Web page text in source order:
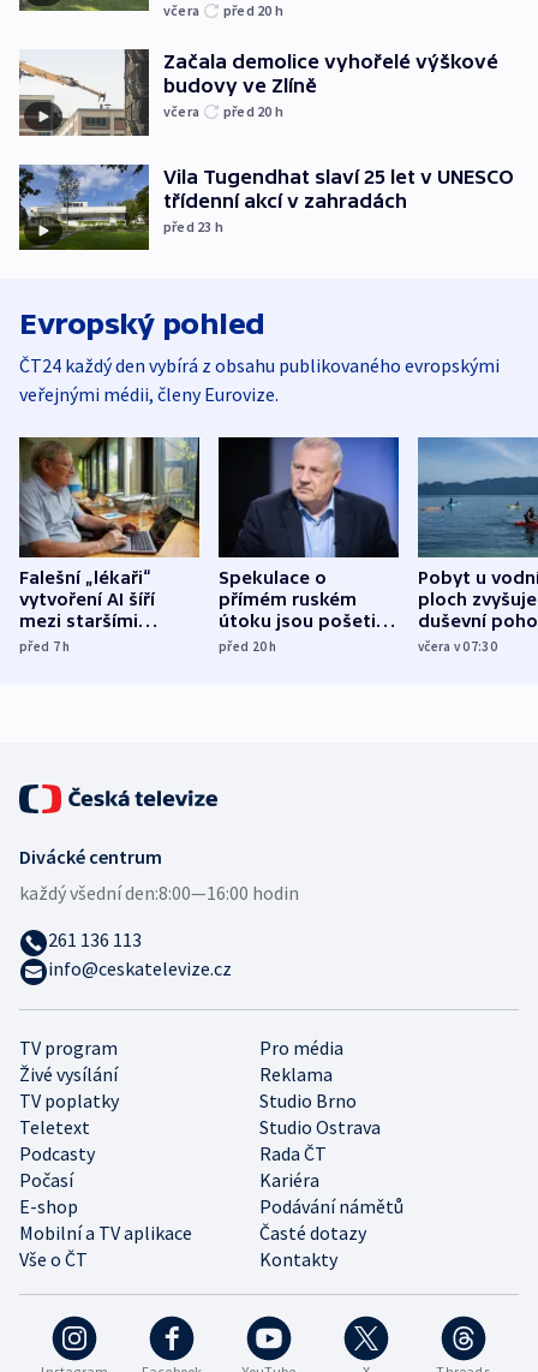
včera před 20 h
Začala demolice vyhořelé výškové
budovy ve Zlíně
včera před 20 h
Vila Tugendhat slaví 25 let v UNESCO
třídenní akcí v zahradách
před 23 h
Evropský pohled
ČT24 každý den vybírá z obsahu publikovaného evropskými
veřejnými médii, členy Eurovize.
Falešní „lékaři“
vytvoření AI šíří
mezi staršími
Poláky nebezpečné
před 7h
Spekulace o
přímém ruském
útoku jsou pošetilé,
míní estonský
před 20h
Pobyt u
ploch zvyšuje
duševní
ukázala
včera v 07:30
TV program
Pro média
Živé vysílání
Reklama
TV poplatky
Studio Brno
Teletext
Studio Ostrava
Podcasty
Rada ČT
Počasí
Kariéra
E-shop
Podávání námětů
Mobilní a TV aplikace
Časté dotazy
Vše o ČT
Kontakty
Divácké centrum
každý všední den:8:00—16:00 hodin
261 136 113
info@ceskatelevize.cz